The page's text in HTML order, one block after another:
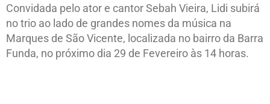
Convidada pelo ator e cantor Sebah Vieira, Lidi subirá
no trio ao lado de grandes nomes da música na
Marques de São Vicente, localizada no bairro da Barra
Funda, no próximo dia 29 de Fevereiro às 14 horas.